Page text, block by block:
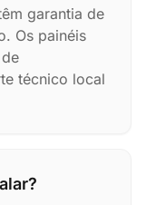
garantia de
Os painéis
técnico local